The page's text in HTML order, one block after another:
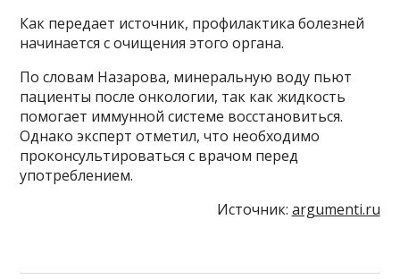
Как передает источник, профилактика болезней
начинается с очищения этого органа.
По словам Назарова, минеральную воду пьют
пациенты после онкологии, так как жидкость
помогает иммунной системе восстановиться.
Однако эксперт отметил, что необходимо
проконсультироваться с врачом перед
употреблением.
Источник: argumenti.ru